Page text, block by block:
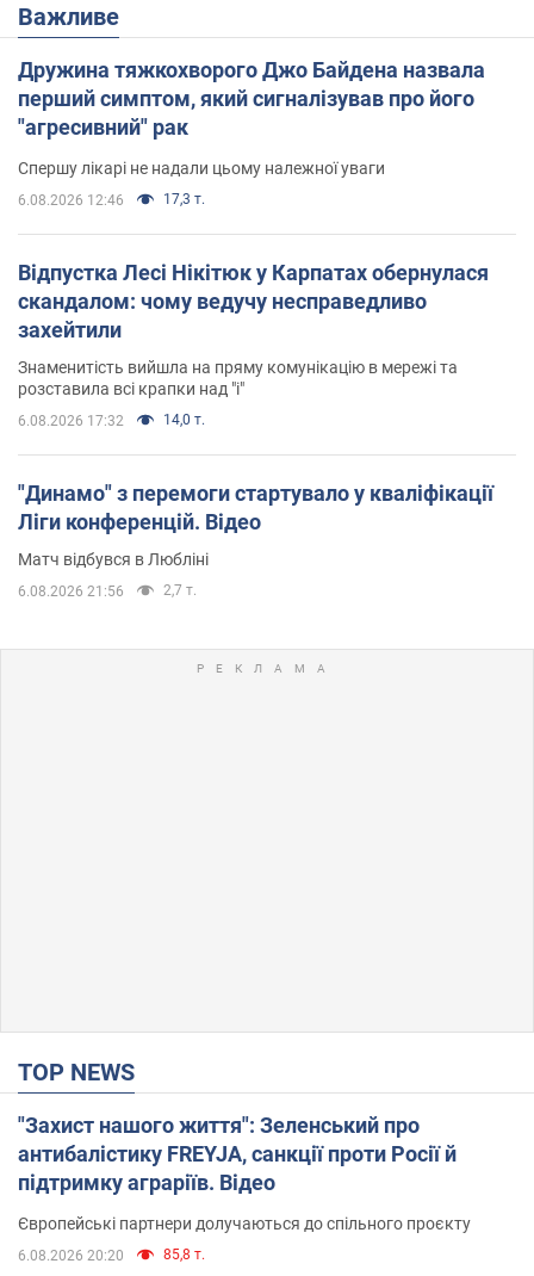
Важливе
Дружина тяжкохворого Джо Байдена назвала
перший симптом, який сигналізував про його
"агресивний" рак
Спершу лікарі не надали цьому належної уваги
6.08.2026 12:46 17,3 т.
Відпустка Лесі Нікітюк у Карпатах обернулася
скандалом: чому ведучу несправедливо
захейтили
Знаменитість вийшла на пряму комунікацію в мережі та
розставила всі крапки над "і"
6.08.2026 17:32 14,0 т.
"Динамо" з перемоги стартувало у кваліфікації
Ліги конференцій. Відео
Матч відбувся в Любліні
6.08.2026 21:56 2,7 т.
TOP NEWS
"Захист нашого життя": Зеленський про
антибалістику FREYJA, санкції проти Росії й
підтримку аграріїв. Відео
Європейські партнери долучаються до спільного проєкту
6.08.2026 20:20 85,8 т.